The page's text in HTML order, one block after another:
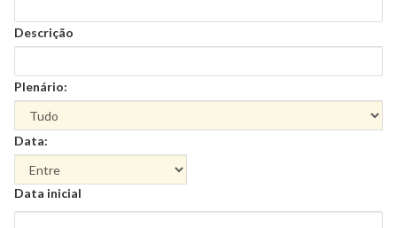
Descrição
Plenário:
Data:
Data
Data inicial